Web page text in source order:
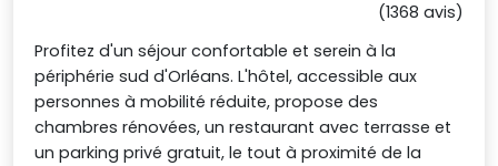
(1368 avis)
Profitez d'un séjour confortable et serein à la
périphérie sud d'Orléans. L'hôtel, accessible aux
personnes à mobilité réduite, propose des
chambres rénovées, un restaurant avec terrasse et
un parking privé gratuit, le tout à proximité de la